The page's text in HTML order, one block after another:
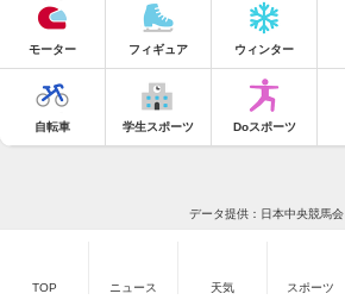
モーター フィギュア ウィンター
自転車 学生スポーツ Doスポーツ
データ提供：日本中央競馬会
TOP ニュース 天気 スポーツ